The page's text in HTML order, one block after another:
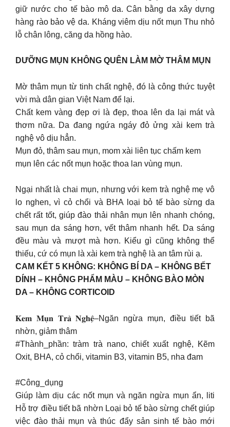
giữ nước cho tế bào mô da. Cân bằng da xây dựng
hàng rào bảo vệ da. Kháng viêm dịu nốt mụn Thu nhỏ
lỗ chân lông, căng da hồng hào.
DƯỠNG MỤN KHÔNG QUÊN LÀM MỜ THÂM MỤN
Mờ thâm mụn từ tinh chất nghệ, đó là công thức tuyệt
vời mà dân gian Việt Nam để lại.
Chất kem vàng đẹp ơi là đẹp, thoa lên da lại mát và
thơm nữa. Da đang ngứa ngáy đỏ ửng xài kem trà
nghệ vô dịu hẳn.
Mụn đỏ, thâm sau mụn, mom xài liên tục chấm kem
mụn lên các nốt mụn hoặc thoa lan vùng mụn.
Ngại nhất là chai mụn, nhưng với kem trà nghệ mẹ vô
lo nghen, vì cỏ chổi và BHA loại bỏ tế bào sừng da
chết rất tốt, giúp đào thải nhân mụn lên nhanh chóng,
sau mụn da sáng hơn, vết thâm nhanh hết. Da sáng
đều màu và mượt mà hơn. Kiểu gì cũng không thể
thiếu, cứ có mụn là xài kem trà nghệ là an tâm rùi ạ.
CAM KẾT 5 KHÔNG: KHÔNG BÍ DA – KHÔNG BẾT
DÍNH – KHÔNG PHẨM MÀU – KHÔNG BÀO MÒN
DA – KHÔNG CORTICOID
𝐊𝐞𝐦 𝐌𝐮̣𝐧 𝐓𝐫𝐚̀ 𝐍𝐠𝐡𝐞̣̂–Ngăn ngừa mụn, điều tiết bã
nhờn, giảm thâm
#Thành_phần: tràm trà nano, chiết xuất nghệ, Kẽm
Oxit, BHA, cỏ chổi, vitamin B3, vitamin B5, nha đam
#Công_dụng
Giúp làm dịu các nốt mụn và ngăn ngừa mụn ẩn, liti
Hỗ trợ điều tiết bã nhờn Loại bỏ tế bào sừng chết giúp
việc đào thải mụn và thúc đẩy sản sinh tế bào mới